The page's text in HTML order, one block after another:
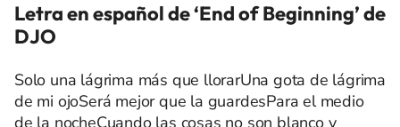
Letra en español de ‘End of Beginning’ de
DJO
Solo una lágrima más que llorarUna gota de lágrima
de mi ojoSerá mejor que la guardesPara el medio
de la nocheCuando las cosas no son blanco y